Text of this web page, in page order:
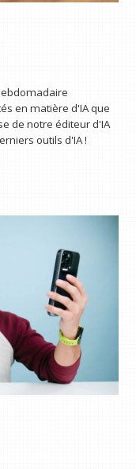
en matière d'IA que
de notre éditeur d'IA
outils d'IA !